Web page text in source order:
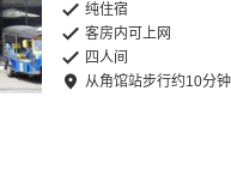
纯住宿
客房内可上网
四人间
从角馆站步行约10分